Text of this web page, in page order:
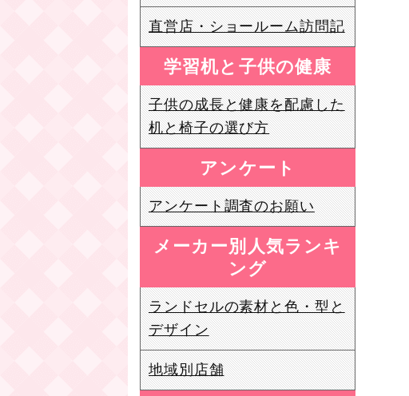
直営店・ショールーム訪問記
学習机と子供の健康
子供の成長と健康を配慮した
机と椅子の選び方
アンケート
アンケート調査のお願い
メーカー別人気ランキ
ング
ランドセルの素材と色・型と
デザイン
地域別店舗